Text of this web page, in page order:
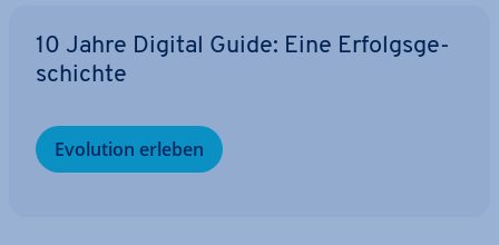
10 Jahre Digital Guide: Eine Er­folgs­ge­
schich­te
Evolution erleben